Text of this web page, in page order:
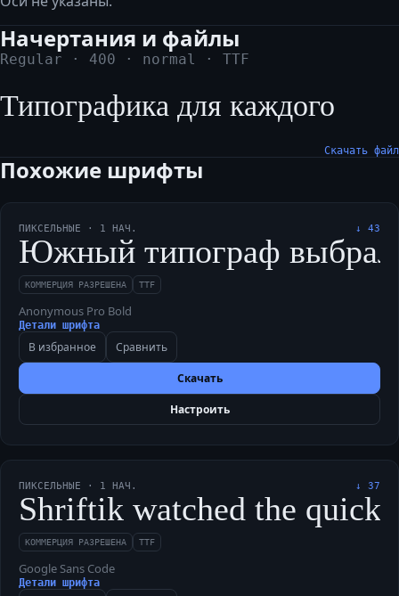
Начертания и файлы
Regular · 400 · normal · TTF
Типографика для каждого
Скачать файл
Похожие шрифты
ПИКСЕЛЬНЫЕ · 1 НАЧ. ↓ 43
Южный типограф выбрал
КОММЕРЦИЯ РАЗРЕШЕНА TTF
Anonymous Pro Bold
Детали шрифта
В избранное Сравнить
Скачать
Настроить
ПИКСЕЛЬНЫЕ · 1 НАЧ. ↓ 37
Shriftik watched the quick
КОММЕРЦИЯ РАЗРЕШЕНА TTF
Google Sans Code
Детали шрифта